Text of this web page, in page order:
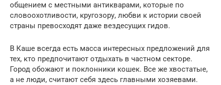
общением с местными антикварами, которые по
словоохотливости, кругозору, любви к истории своей
страны превосходят даже вездесущих гидов.
В Каше всегда есть масса интересных предложений для
тех, кто предпочитают отдыхать в частном секторе.
Город обожают и поклонники кошек. Все же хвостатые,
а не люди, считают себя здесь главными хозяевами.